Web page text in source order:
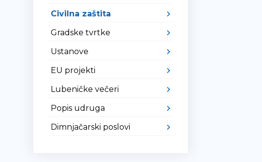
Civilna zaštita
Gradske tvrtke
Ustanove
EU projekti
Lubeničke večeri
Popis udruga
Dimnjačarski poslovi